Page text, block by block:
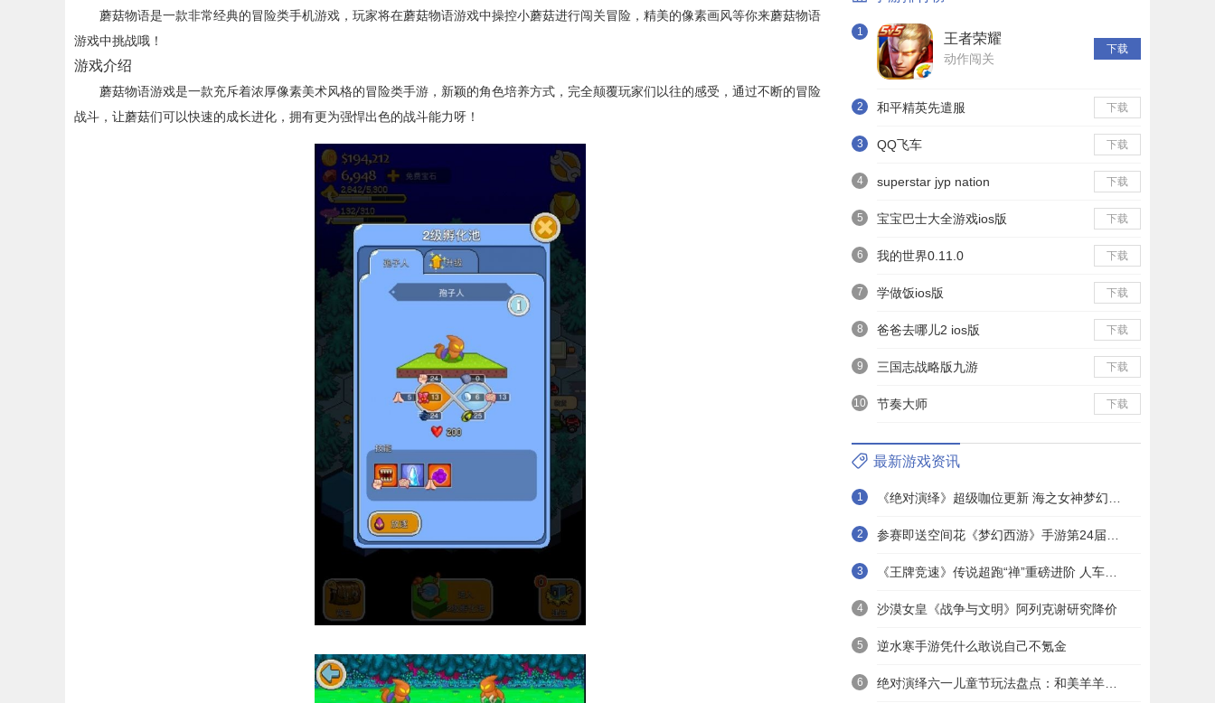
蘑菇物语是一款非常经典的冒险类手机游戏，玩家将在蘑菇物语游戏中操控小蘑菇进行闯关冒险，精美的像素画风等你来蘑菇物语
游戏中挑战哦！
游戏介绍
蘑菇物语游戏是一款充斥着浓厚像素美术风格的冒险类手游，新颖的角色培养方式，完全颠覆玩家们以往的感受，通过不断的冒险
战斗，让蘑菇们可以快速的成长进化，拥有更为强悍出色的战斗能力呀！
1 王者荣耀
动作闯关
下载
2 和平精英先遣服 下载
3 QQ飞车 下载
4 superstar jyp nation 下载
5 宝宝巴士大全游戏ios版 下载
6 我的世界0.11.0 下载
7 学做饭ios版 下载
8 爸爸去哪儿2 ios版 下载
9 三国志战略版九游 下载
10 节奏大师 下载
最新游戏资讯
1
2
3
4 沙漠女皇《战争与文明》阿列克谢研究降价
5 逆水寒手游凭什么敢说自己不氪金
6